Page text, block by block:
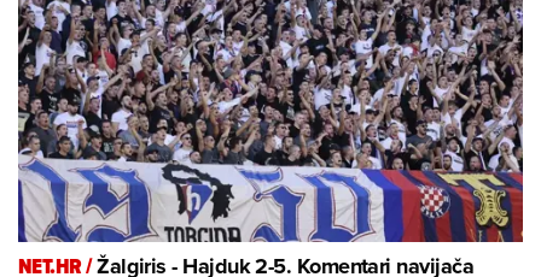
NET.HR /Žalgiris - Hajduk 2-5. Komentari navijača